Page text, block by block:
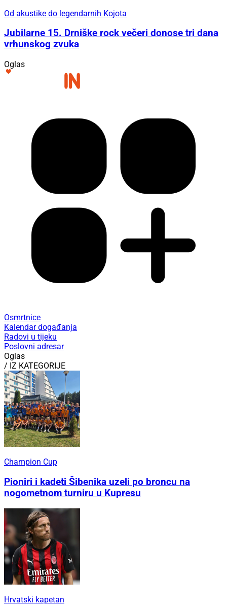
Od akustike do legendarnih Kojota
Jubilarne 15. Drniške rock večeri donose tri dana
vrhunskog zvuka
Oglas
Osmrtnice
Kalendar događanja
Radovi u tijeku
Poslovni adresar
Oglas
/ IZ KATEGORIJE
Champion Cup
Pioniri i kadeti Šibenika uzeli po broncu na
nogometnom turniru u Kupresu
Hrvatski kapetan